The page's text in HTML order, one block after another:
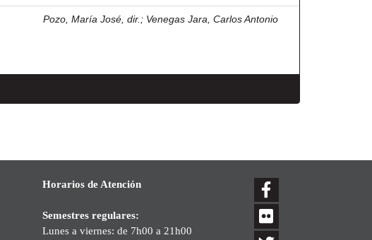
Pozo, María José, dir. ; Venegas Jara, Carlos Antonio
Horarios de Atención
Semestres regulares:
Lunes a viernes: de 7h00 a 21h00